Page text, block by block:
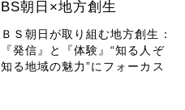
BS朝日×地方創生
ＢＳ朝日が取り組む地方創生：
『発信』と『体験』“知る人ぞ
知る地域の魅力”にフォーカス